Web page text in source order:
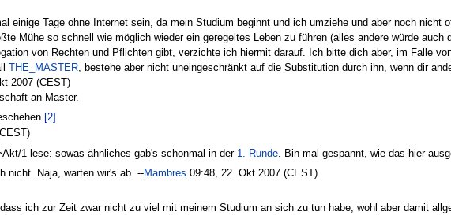
einige Tage ohne Internet sein, da mein Studium beginnt und ich umziehe und aber noch nicht
Mühe so schnell wie möglich wieder ein geregeltes Leben zu führen (alles andere würde auch
von Rechten und Pflichten gibt, verzichte ich hiermit darauf. Ich bitte dich aber, im Falle
THE_MASTER , bestehe aber nicht uneingeschränkt auf die Substitution durch ihn, wenn dir
2007 (CEST)
an Master.
[2]
1 lese: sowas ähnliches gab's schonmal in der 1. Runde . Bin mal gespannt, wie das hier
nicht. Naja, warten wir's ab. --Mambres 09:48, 22. Okt 2007 (CEST)
ich zur Zeit zwar nicht zu viel mit meinem Studium an sich zu tun habe, wohl aber damit